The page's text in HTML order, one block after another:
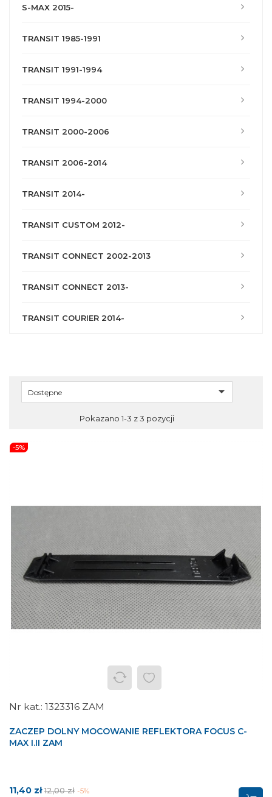
S-MAX 2015-
TRANSIT 1985-1991
TRANSIT 1991-1994
TRANSIT 1994-2000
TRANSIT 2000-2006
TRANSIT 2006-2014
TRANSIT 2014-
TRANSIT CUSTOM 2012-
TRANSIT CONNECT 2002-2013
TRANSIT CONNECT 2013-
TRANSIT COURIER 2014-
Dostępne 
Pokazano 1-3 z 3 pozycji
-5%
1323316 ZAM
ZACZEP DOLNY MOCOWANIE REFLEKTORA FOCUS C-
MAX I.II ZAM
Cena
11,40 złCena
12,00 zł -5%